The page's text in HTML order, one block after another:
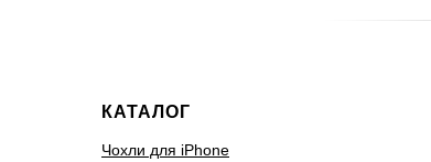
КАТАЛОГ
Чохли для iPhone